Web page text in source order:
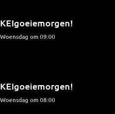
KEIgoeiemorgen!
woensdag om 09:00
KEIgoeiemorgen!
woensdag om 08:00